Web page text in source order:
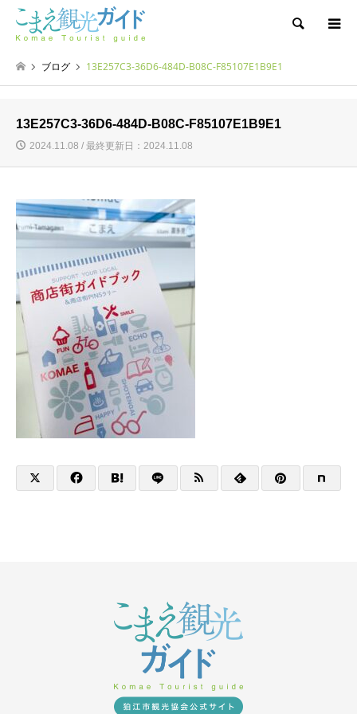
検索
ブログ 13E257C3-36D6-484D-B08C-F85107E1B9E1
13E257C3-36D6-484D-B08C-F85107E1B9E1
2024.11.08 / 最終更新日：2024.11.08